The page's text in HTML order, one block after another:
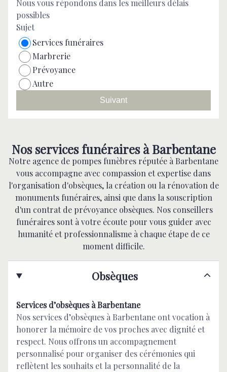
Nous vous répondons dans les meilleurs délais
possibles
Sujet
Services funéraires
Marbrerie
Prévoyance
Autre
Suivant
Nos services funéraires à Barbentane
Notre agence de pompes funèbres réputée à Barbentane
vous accompagne avec compassion et expertise dans
l'organisation d'obsèques, la création ou la rénovation de
monuments funéraires, ainsi que dans la souscription
d'un contrat de prévoyance obsèques. Nos conseillers
funéraires sont à votre écoute pour vous guider avec
humanité et professionnalisme à chaque étape de ce
moment difficile.
Obsèques
Services d’obsèques à Barbentane
Nos services d’obsèques à Barbentane ont vocation à
honorer la mémoire de vos proches avec dignité et
respect. Nous offrons un accompagnement
personnalisé pour organiser des cérémonies qui
reflètent les souhaits et la personnalité de la